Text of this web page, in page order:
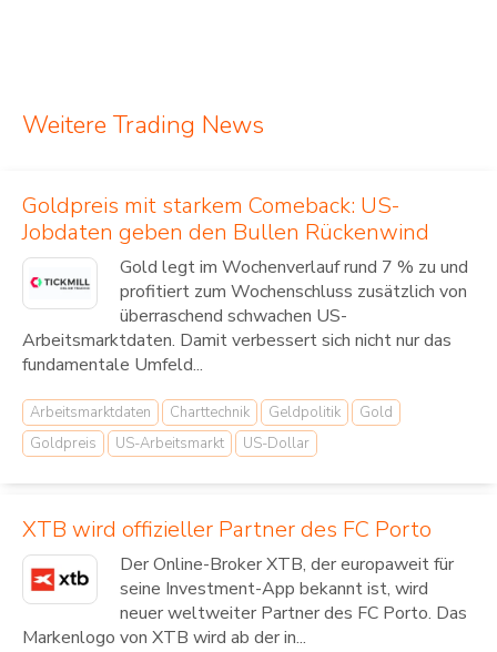
Weitere Trading News
Goldpreis mit starkem Comeback: US-
Jobdaten geben den Bullen Rückenwind
Gold legt im Wochenverlauf rund 7 % zu und
profitiert zum Wochenschluss zusätzlich von
überraschend schwachen US-
Arbeitsmarktdaten. Damit verbessert sich nicht nur das
fundamentale Umfeld...
Arbeitsmarktdaten Charttechnik Geldpolitik
Gold
Goldpreis
US-Arbeitsmarkt US-Dollar
XTB wird offizieller Partner des FC Porto
Der Online-Broker XTB, der europaweit für
seine Investment-App bekannt ist, wird
neuer weltweiter Partner des FC Porto. Das
Markenlogo von XTB wird ab der in...